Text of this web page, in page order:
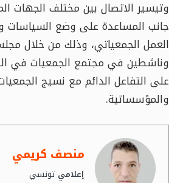
وتيسير الاتصال بين مختلف الجهات
جانب المساعدة على وضع السياسات
العمل الجمعياتي، وذلك من خلال
وناشطين في مجتمع الجمعيات في
على التفاعل الدائم مع نسيج
والمؤسساتية.
منصف كريمي
إعلامي تونسي